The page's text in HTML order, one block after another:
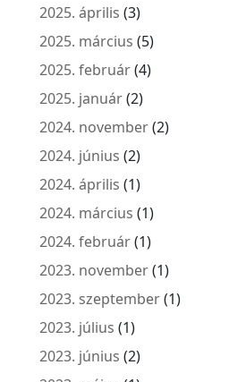
2025. április (3)
2025. március (5)
2025. február(4)
2025. január(2)
2024. november(2)
2024. június (2)
2024. április (1)
2024. március (1)
2024. február(1)
2023. november(1)
2023. szeptember(1)
2023. július (1)
2023. június (2)